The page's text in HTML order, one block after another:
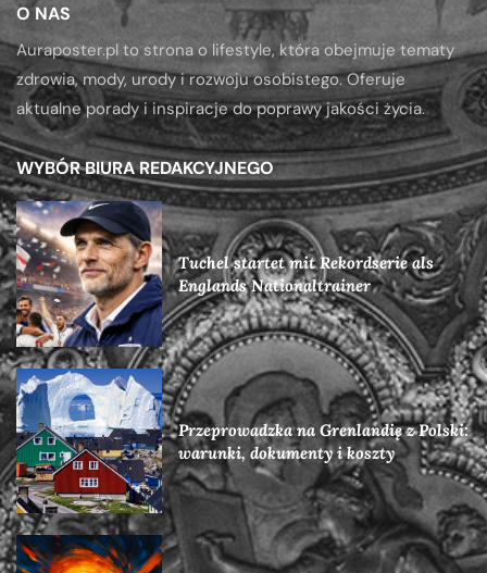
O NAS
Auraposter.pl to strona o lifestyle, która obejmuje tematy
zdrowia, mody, urody i rozwoju osobistego. Oferuje
aktualne porady i inspiracje do poprawy jakości życia.
WYBÓR BIURA REDAKCYJNEGO
Tuchel startet mit Rekordserie als
Englands Nationaltrainer
Przeprowadzka na Grenlandię z Polski:
warunki, dokumenty i koszty